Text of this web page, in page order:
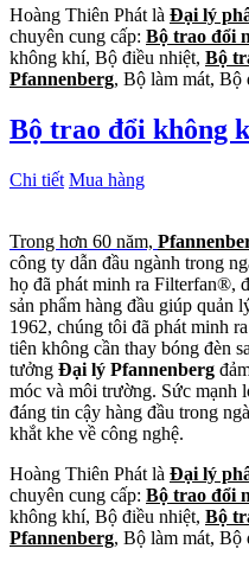
Hoàng Thiên Phát là Đại lý
chuyên cung cấp: Bộ trao đổi
không khí, Bộ điều nhiệt, Bộ
Pfannenberg, Bộ làm mát,
Bộ trao đổi không
Chi tiết Mua hàng
Trong hơn 60 năm,
công ty dẫn đầu ngành trong
họ đã phát minh ra Filterfan®,
sản phẩm hàng đầu giúp quản
1962, chúng tôi đã phát minh
tiên không cần thay bóng đèn
tưởng Đại lý Pfannenberg
móc và môi trường. Sức mạnh
đáng tin cậy hàng đầu trong
khắt khe về công nghệ.
Hoàng Thiên Phát là Đại lý
chuyên cung cấp: Bộ trao đổi
không khí, Bộ điều nhiệt, Bộ
Pfannenberg, Bộ làm mát,